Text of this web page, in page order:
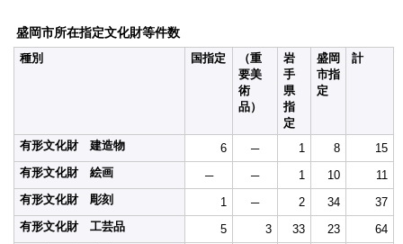
盛岡市所在指定文化財等件数
種別
国指定
（重
要美
術
品）
岩
手
県
指
定
盛岡
市指
定
計
有形文化財 建造物 6 ─ 1 8
15
有形文化財 絵画
─ ─ 1 10
11
有形文化財 彫刻
1 ─ 2 34
37
有形文化財 工芸品
5 3 33 23
64